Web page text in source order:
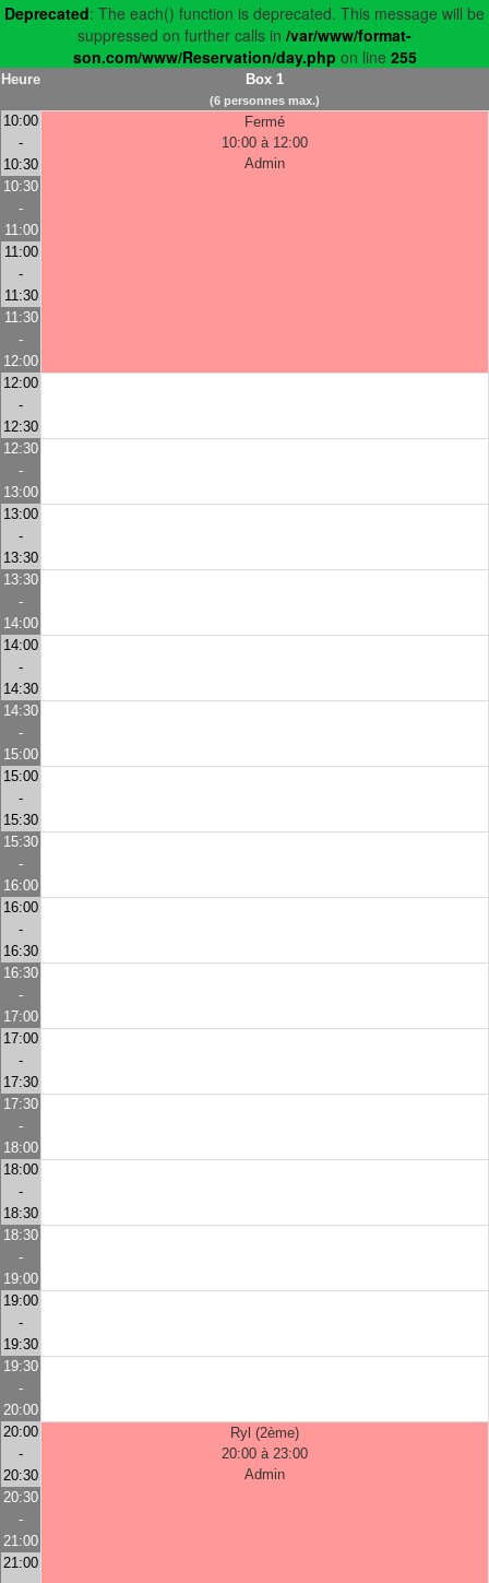
Deprecated: The each() function is deprecated. This message will be
suppressed on further calls in /var/www/format-
son.com/www/Reservation/day.php on line 255
Heure Box 1
(6 personnes max.)
10:00
-
10:30
Fermé
10:00 à 12:00
Admin
10:30
-
11:00
11:00
-
11:30
11:30
-
12:00
12:00
-
12:30
12:30
-
13:00
13:00
-
13:30
13:30
-
14:00
14:00
-
14:30
14:30
-
15:00
15:00
-
15:30
15:30
-
16:00
16:00
-
16:30
16:30
-
17:00
17:00
-
17:30
17:30
-
18:00
18:00
-
18:30
18:30
-
19:00
19:00
-
19:30
19:30
-
20:00
20:00
-
20:30
Ryl (2ème)
20:00 à 23:00
Admin
20:30
-
21:00
21:00